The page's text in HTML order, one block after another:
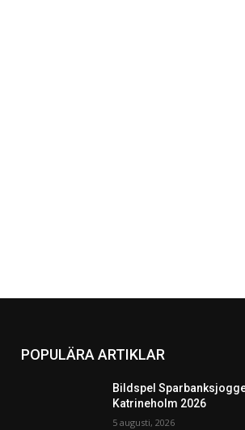
POPULÄRA ARTIKLAR
Bildspel
Katrineholm 2026
5 augusti, 2026